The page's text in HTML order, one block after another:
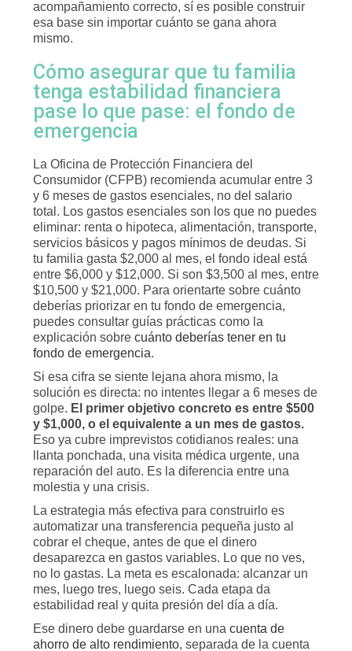
acompañamiento correcto, sí es posible construir
esa base sin importar cuánto se gana ahora
mismo.
Cómo asegurar que tu familia
tenga estabilidad financiera
pase lo que pase: el fondo de
emergencia
La Oficina de Protección Financiera del
Consumidor (CFPB) recomienda acumular entre 3
y 6 meses de gastos esenciales, no del salario
total. Los gastos esenciales son los que no puedes
eliminar: renta o hipoteca, alimentación, transporte,
servicios básicos y pagos mínimos de deudas. Si
tu familia gasta $2,000 al mes, el fondo ideal está
entre $6,000 y $12,000. Si son $3,500 al mes, entre
$10,500 y $21,000. Para orientarte sobre cuánto
deberías priorizar en tu fondo de emergencia,
puedes consultar guías prácticas como la
explicación sobre cuánto deberías tener en tu
fondo de emergencia.
Si esa cifra se siente lejana ahora mismo, la
solución es directa: no intentes llegar a 6 meses de
golpe. El primer objetivo concreto es entre $500
y $1,000, o el equivalente a un mes de gastos.
Eso ya cubre imprevistos cotidianos reales: una
llanta ponchada, una visita médica urgente, una
reparación del auto. Es la diferencia entre una
molestia y una crisis.
La estrategia más efectiva para construirlo es
automatizar una transferencia pequeña justo al
cobrar el cheque, antes de que el dinero
desaparezca en gastos variables. Lo que no ves,
no lo gastas. La meta es escalonada: alcanzar un
mes, luego tres, luego seis. Cada etapa da
estabilidad real y quita presión del día a día.
Ese dinero debe guardarse en una cuenta de
ahorro de alto rendimiento, separada de la cuenta